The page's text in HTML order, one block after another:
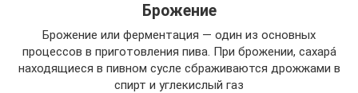
Брожение
Брожение или ферментация — один из основных
процессов в приготовления пива. При брожении, сахарá
находящиеся в пивном сусле сбраживаются дрожжами в
спирт и углекислый газ